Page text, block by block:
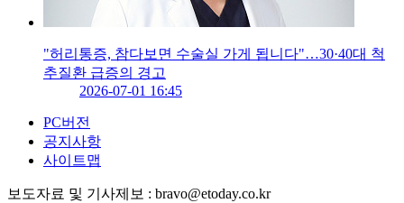
"허리통증, 참다보면 수술실 가게 됩니다"…30·40대 척
추질환 급증의 경고
2026-07-01 16:45
PC버전
공지사항
사이트맵
보도자료 및 기사제보 : bravo@etoday.co.kr